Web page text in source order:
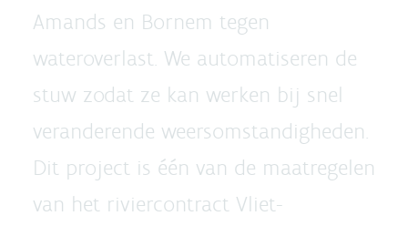
Amands en Bornem tegen
wateroverlast. We automatiseren de
stuw zodat ze kan werken bij snel
veranderende weersomstandigheden.
Dit project is één van de maatregelen
van het riviercontract Vliet-